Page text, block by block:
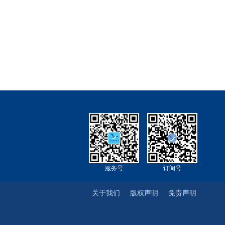
订阅号
服务号
免责声明
版权声明
关于我们